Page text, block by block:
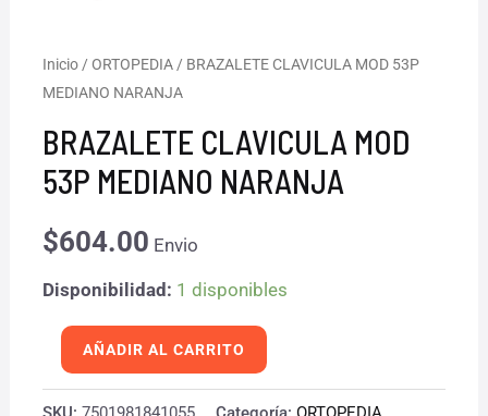
Inicio /ORTOPEDIA / BRAZALETE CLAVICULA MOD 53P
MEDIANO NARANJA
BRAZALETE CLAVICULA MOD
53P MEDIANO NARANJA
$604.00 Envio
Disponibilidad: 1 disponibles
BRAZALETE
CLAVICULA
MOD
53P
MEDIANO
NARANJA
AÑADIR AL CARRITO